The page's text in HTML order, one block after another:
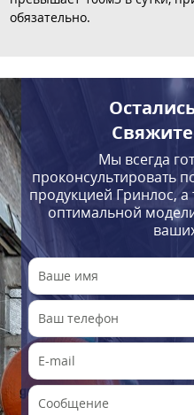
обязательно.
Мы всегда
проконсультировать
продукцией Гринлос,
оптимальной